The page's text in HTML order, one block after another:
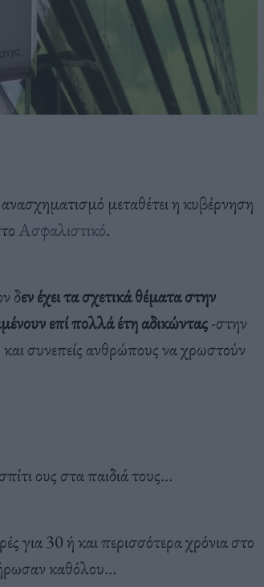
μεταθέτει η κυβέρνηση
Ασφαλιστικό.
δεν έχει τα σχετικά θέματα στην
επί πολλά έτη αδικώντας-στην
και συνεπείς ανθρώπους να χρωστούν
ους στα παιδιά τους…
για 30 ή και περισσότερα χρόνια στο
καθόλου…